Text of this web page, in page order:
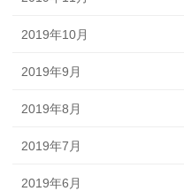
2019年10月
2019年9月
2019年8月
2019年7月
2019年6月